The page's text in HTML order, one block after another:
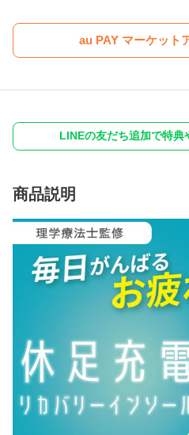
au PAY マーケット
LINEの友だち追加で特典
商品説明